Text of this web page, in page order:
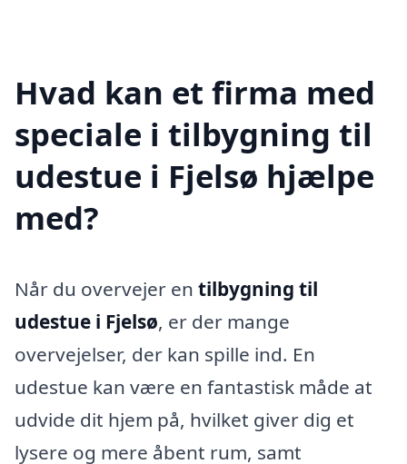
Hvad kan et firma med
speciale i tilbygning til
udestue i Fjelsø hjælpe
med?
Når du overvejer en tilbygning til
udestue i Fjelsø, er der mange
overvejelser, der kan spille ind. En
udestue kan være en fantastisk måde at
udvide dit hjem på, hvilket giver dig et
lysere og mere åbent rum, samt